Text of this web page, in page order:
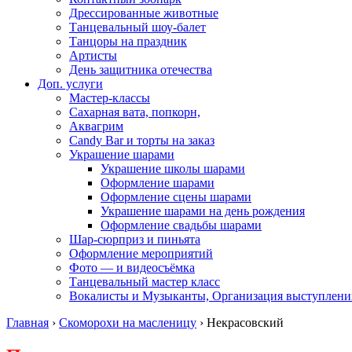
Дрессированные животные
Танцевальный шоу-балет
Танцоры на праздник
Артисты
День защитника отечества
Доп. услуги
Мастер-классы
Сахарная вата, попкорн,
Аквагрим
Candy Bar и торты на заказ
Украшение шарами
Украшение школы шарами
Оформление шарами
Оформление сцены шарами
Украшение шарами на день рождения
Оформление свадьбы шарами
Шар-сюрприз и пиньята
Оформление мероприятий
Фото — и видеосъёмка
Танцевальный мастер класс
Вокалисты и Музыканты, Организация
Главная › Скоморохи на масленицу › Некрасовский